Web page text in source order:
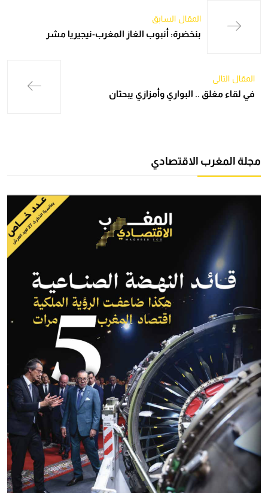
المقال السابق
بنخضرة: أنبوب الغاز المغرب-نيجيريا مشر
المقال التالي
في لقاء مغلق .. البواري وأمزازي يبحثان
مجلة المغرب الاقتصادي